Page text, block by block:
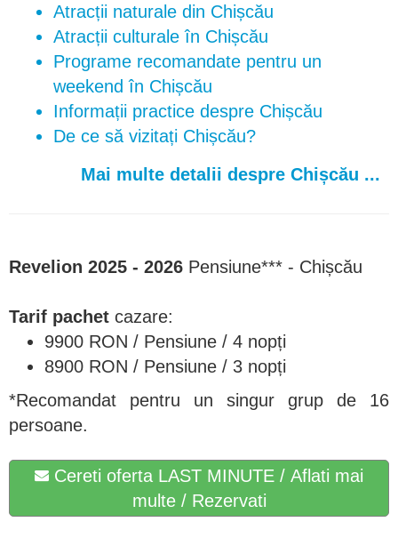
Atracții naturale din Chișcău
Atracții culturale în Chișcău
Programe recomandate pentru un
weekend în Chișcău
Informații practice despre Chișcău
De ce să vizitați Chișcău?
Mai multe detalii despre Chișcău ...
Revelion 2025 - 2026 Pensiune*** - Chișcău
Tarif pachet cazare:
9900 RON / Pensiune / 4 nopți
8900 RON / Pensiune / 3 nopți
*Recomandat pentru un singur grup de 16
persoane.
Cereti oferta LAST MINUTE / Aflati mai
multe / Rezervati